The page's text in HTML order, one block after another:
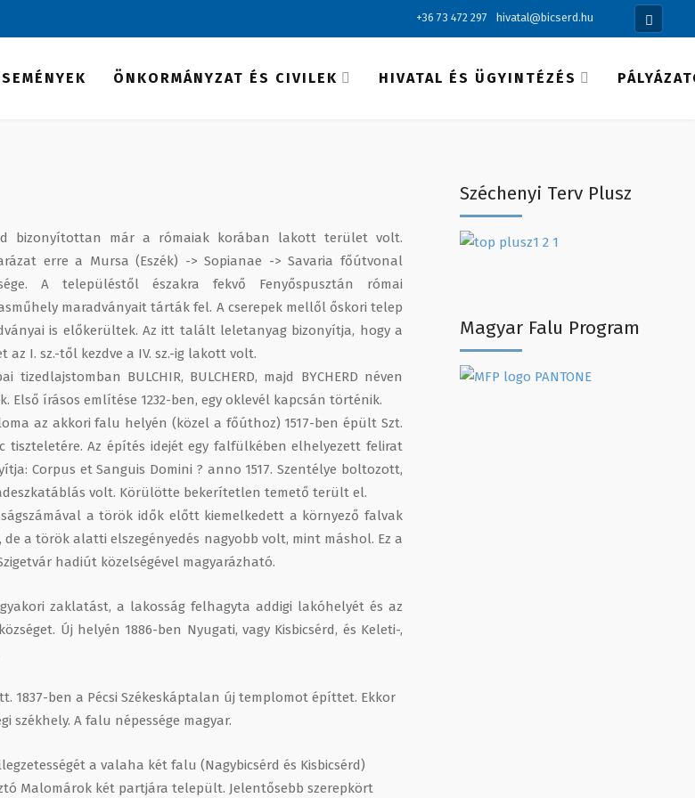
+36 73 472 297 hivatal@bicserd.hu
ÖNKORMÁNYZAT ÉS CIVILEK HIVATAL ÉS ÜGYINTÉZÉS
Széchenyi Terv Plusz
Magyar Falu Program
bizonyítottan már a rómaiak korában lakott terület volt.
erre a Mursa (Eszék) -> Sopianae -> Savaria főútvonal
A településtől északra fekvő Fenyőspusztán római
maradványait tárták fel. A cserepek mellől őskori telep
is előkerültek. Az itt talált leletanyag bizonyítja, hogy a
az I. sz.-től kezdve a IV. sz.-ig lakott volt.
tizedlajstomban BULCHIR, BULCHERD, majd BYCHERD néven
Első írásos említése 1232-ben, egy oklevél kapcsán történik.
az akkori falu helyén (közel a főúthoz) 1517-ben épült Szt.
tiszteletére. Az építés idejét egy falfülkében elhelyezett felirat
Corpus et Sanguis Domini ? anno 1517. Szentélye boltozott,
deszkatáblás volt. Körülötte bekerítetlen temető terült el.
a török idők előtt kiemelkedett a környező falvak
de a török alatti elszegényedés nagyobb volt, mint máshol. Ez a
hadiút közelségével magyarázható.
zaklatást, a lakosság felhagyta addigi lakóhelyét és az
Új helyén 1886-ben Nyugati, vagy Kisbicsérd, és Keleti-,
1837-ben a Pécsi Székeskáptalan új templomot építtet. Ekkor
székhely. A falu népessége magyar.
a valaha két falu (Nagybicsérd és Kisbicsérd)
Malomárok két partjára települt. Jelentősebb szerepkört